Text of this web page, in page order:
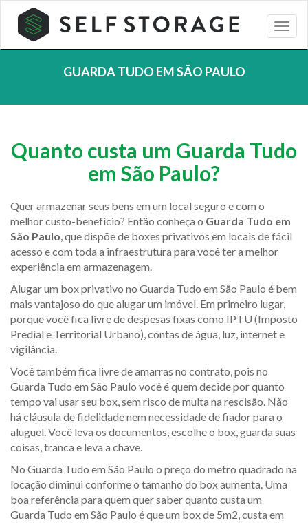
GUARDA TUDO EM SÃO PAULO
Quanto custa um Guarda Tudo
em São Paulo?
Quer armazenar seus bens em um local seguro e com o
melhor custo-benefício? Então conheça o Guarda Tudo em
São Paulo, que dispõe de boxes privativos em locais de fácil
acesso e com toda a infraestrutura para você ter a melhor
experiência em armazenagem.
Alugar um box privativo no Guarda Tudo em São Paulo é bem
mais vantajoso do que alugar um imóvel. Em primeiro lugar,
porque você fica livre de despesas fixas como IPTU (Imposto
Predial e Territorial Urbano), contas de água, luz, internet e
vigilância.
Você também fica livre de amarras no contrato, pois no
Guarda Tudo em São Paulo você é quem decide por quanto
tempo vai usar seu box, sem risco de multa na rescisão. Não
há cláusula de fidelidade nem necessidade de fiador para o
aluguel. Você leva os documentos, escolhe o box, guarda suas
coisas, tranca e leva a chave.
No Guarda Tudo em São Paulo o preço do metro quadrado na
locação diminui conforme o tamanho do box aumenta. Uma
boa referência para quem quer saber quanto custa um
Guarda Tudo em São Paulo é que um box de 5m2, custa em